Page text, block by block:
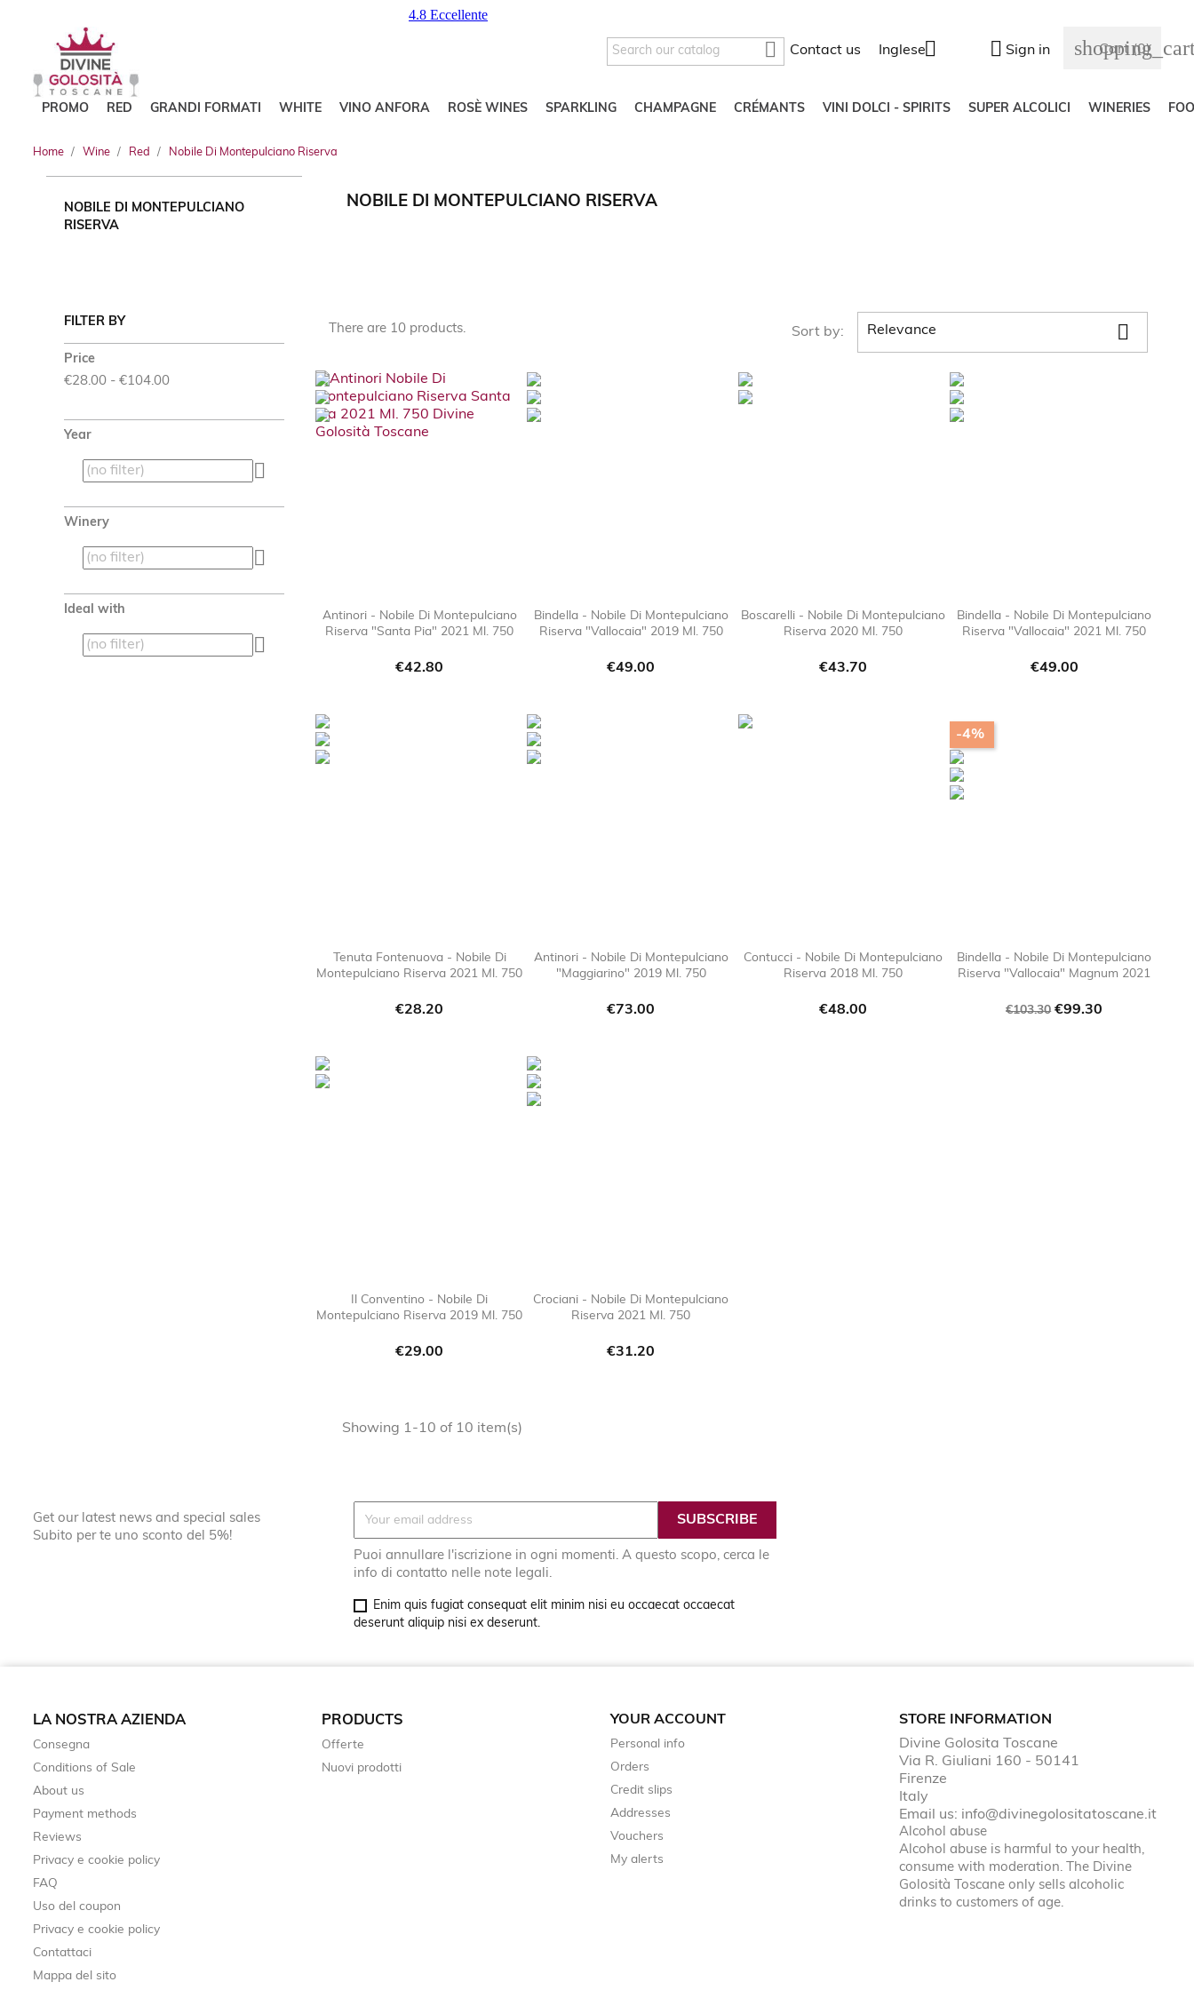
 Contact us Inglese  Sign in Cart (0)
PROMO RED GRANDI FORMATI WHITE VINO ANFORA ROSÈ WINES SPARKLING CHAMPAGNE CRÉMANTS VINI DOLCI - SPIRITS SUPER ALCOLICI WINERIES
Home Wine Red Nobile Di Montepulciano Riserva
NOBILE DI MONTEPULCIANO
RISERVA
FILTER BY
Price
€28.00 - €104.00
Year

Winery

Ideal with

NOBILE DI MONTEPULCIANO RISERVA
There are 10 products. Sort by: Relevance 
Antinori - Nobile Di Montepulciano
Riserva "Santa Pia" 2021 Ml. 750
Price
€42.80
Bindella - Nobile Di Montepulciano
Riserva "Vallocaia" 2019 Ml. 750
Price
€49.00
Boscarelli - Nobile Di Montepulciano
Riserva 2020 Ml. 750
Price
€43.70
Bindella - Nobile Di Montepulciano
Riserva "Vallocaia" 2021 Ml. 750
Price
€49.00
Tenuta Fontenuova - Nobile Di
Montepulciano Riserva 2021 Ml. 750
Price
€28.20
Antinori - Nobile Di Montepulciano
"Maggiarino" 2019 Ml. 750
Price
€73.00
Contucci - Nobile Di Montepulciano
Riserva 2018 Ml. 750
Price
€48.00
Bindella - Nobile Di Montepulciano
Riserva "Vallocaia" Magnum 2021
Regular
€103.30 Price
€99.30
-4%
Il Conventino - Nobile Di
Montepulciano Riserva 2019 Ml. 750
Price
€29.00
Crociani - Nobile Di Montepulciano
Riserva 2021 Ml. 750
Price
€31.20
Showing 1-10 of 10 item(s)
Get our latest news and special sales
Subito per te uno sconto del 5%!
Puoi annullare l'iscrizione in ogni momenti. A questo scopo, cerca le
info di contatto nelle note legali.
Enim quis fugiat consequat elit minim nisi eu occaecat occaecat
deserunt aliquip nisi ex deserunt.
LA NOSTRA AZIENDA
Consegna
Conditions of Sale
About us
Payment methods
Reviews
Privacy e cookie policy
FAQ
Uso del coupon
Privacy e cookie policy
Contattaci
Mappa del sito
PRODUCTS
Offerte
Nuovi prodotti
YOUR ACCOUNT
Personal info
Orders
Credit slips
Addresses
Vouchers
My alerts
STORE INFORMATION
Divine Golosita Toscane
Via R. Giuliani 160 - 50141
Firenze
Italy
Email us: info@divinegolositatoscane.it
Alcohol abuse
Alcohol abuse is harmful to your health,
consume with moderation. The Divine
Golosità Toscane only sells alcoholic
drinks to customers of age.